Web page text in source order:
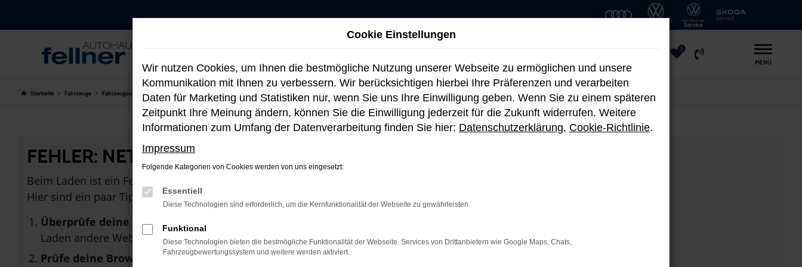
Hauptinhalt
MENÜ
0
Startseite Fahrzeuge Fahrzeugsuche
FEHLER: NETWORK ERROR
Beim Laden ist ein Fehler aufgetreten.
Hier sind ein paar Tipps, die dir helfen können:
Überprüfe deine Firewall und deine Internetverbindung.
Laden andere Webseiten, zum Beispiel deine Suchmaschine?
Prüfe deine Browsererweiterungen.
Cookie Einstellungen
Wir nutzen Cookies, um Ihnen die bestmögliche Nutzung unserer Webseite zu ermöglichen und unsere
Kommunikation mit Ihnen zu verbessern. Wir berücksichtigen hierbei Ihre Präferenzen und verarbeiten
Daten für Marketing und Statistiken nur, wenn Sie uns Ihre Einwilligung geben. Wenn Sie zu einem späteren
Zeitpunkt Ihre Meinung ändern, können Sie die Einwilligung jederzeit für die Zukunft widerrufen. Weitere
Informationen zum Umfang der Datenverarbeitung finden Sie hier: Datenschutzerklärung, Cookie-Richtlinie.
Impressum
Folgende Kategorien von Cookies werden von uns eingesetzt:
Essentiell
Diese Technologien sind erforderlich, um die Kernfunktionalität der Webseite zu gewährleisten.
Funktional
Diese Technologien bieten die bestmögliche Funktionalität der Webseite. Services von Drittanbietern wie Google Maps, Chats,
Fahrzeugbewertungssystem und weitere werden aktiviert.